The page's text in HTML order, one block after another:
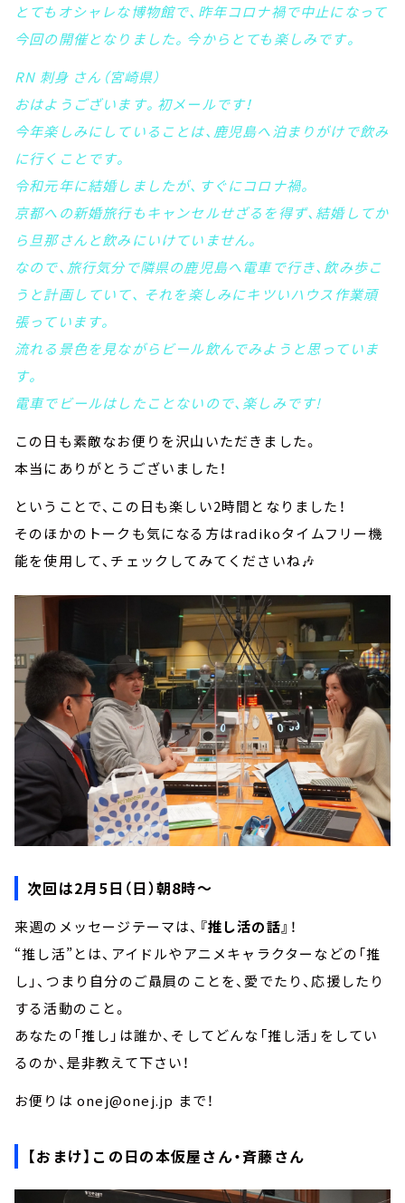
とてもオシャレな博物館で、昨年コロナ禍で中止になって
今回の開催となりました。今からとても楽しみです。
RN 刺身 さん（宮崎県）
おはようございます。初メールです！
今年楽しみにしていることは、鹿児島へ泊まりがけで飲み
に行くことです。
令和元年に結婚しましたが、すぐにコロナ禍。
京都への新婚旅行もキャンセルせざるを得ず、結婚してか
ら旦那さんと飲みにいけていません。
なので、旅行気分で隣県の鹿児島へ電車で行き、飲み歩こ
うと計画していて、 それを楽しみにキツいハウス作業頑
張っています。
流れる景色を見ながらビール飲んでみようと思っていま
す。
電車でビールはしたことないので、楽しみです!
この日も素敵なお便りを沢山いただきました。
本当にありがとうございました！
ということで、この日も楽しい2時間となりました！
そのほかのトークも気になる方はradikoタイムフリー機
能を使用して、チェックしてみてくださいね🎶
次回は2月5日（日）朝8時～
来週のメッセージテーマは、 『推し活の話』 ！
“推し活”とは、アイドルやアニメキャラクターなどの「推
し」、つまり自分のご贔屓のことを、愛でたり、応援したり
する活動のこと。
あなたの「推し」は誰か、そしてどんな「推し活」をしてい
るのか、是非教えて下さい！
お便りは onej@onej.jp まで！
【おまけ】この日の本仮屋さん・斉藤さん